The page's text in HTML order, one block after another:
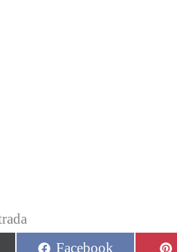
Compartir
Facebook